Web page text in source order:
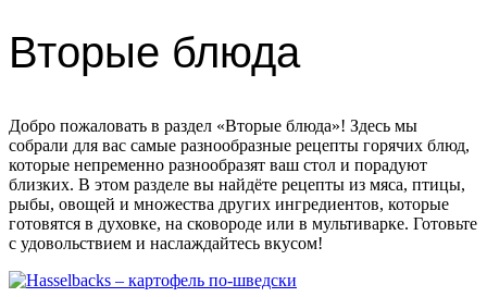
Вторые блюда
Добро пожаловать в раздел «Вторые блюда»! Здесь мы
собрали для вас самые разнообразные рецепты горячих блюд,
которые непременно разнообразят ваш стол и порадуют
близких. В этом разделе вы найдёте рецепты из мяса, птицы,
рыбы, овощей и множества других ингредиентов, которые
готовятся в духовке, на сковороде или в мультиварке. Готовьте
с удовольствием и наслаждайтесь вкусом!